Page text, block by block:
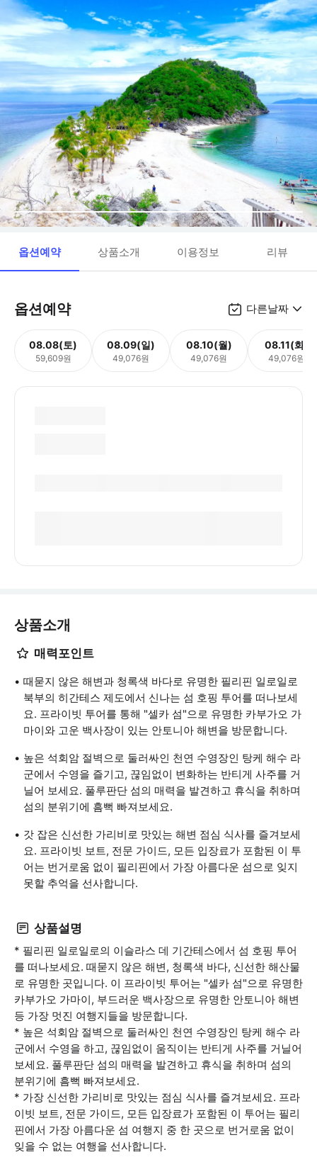
옵션예약 상품소개 이용정보 리뷰
옵션예약 다른날짜
08.08(토)
59,609원
08.09(일)
49,076원
08.10(월)
49,076원
08.11(화)
49,076원
상품소개
매력포인트
때묻지 않은 해변과 청록색 바다로 유명한 필리핀 일로일로
북부의 히간테스 제도에서 신나는 섬 호핑 투어를 떠나보세
요. 프라이빗 투어를 통해 "셀카 섬"으로 유명한 카부가오 가
마이와 고운 백사장이 있는 안토니아 해변을 방문합니다.
높은 석회암 절벽으로 둘러싸인 천연 수영장인 탕케 해수 라
군에서 수영을 즐기고, 끊임없이 변화하는 반티게 사주를 거
닐어 보세요. 풀루판단 섬의 매력을 발견하고 휴식을 취하며
섬의 분위기에 흠뻑 빠져보세요.
갓 잡은 신선한 가리비로 맛있는 해변 점심 식사를 즐겨보세
요. 프라이빗 보트, 전문 가이드, 모든 입장료가 포함된 이 투
어는 번거로움 없이 필리핀에서 가장 아름다운 섬으로 잊지
못할 추억을 선사합니다.
상품설명
* 필리핀 일로일로의 이슬라스 데 기간테스에서 섬 호핑 투어
를 떠나보세요. 때묻지 않은 해변, 청록색 바다, 신선한 해산물
로 유명한 곳입니다. 이 프라이빗 투어는 "셀카 섬"으로 유명한
카부가오 가마이, 부드러운 백사장으로 유명한 안토니아 해변
등 가장 멋진 여행지들을 방문합니다.
* 높은 석회암 절벽으로 둘러싸인 천연 수영장인 탕케 해수 라
군에서 수영을 하고, 끊임없이 움직이는 반티게 사주를 거닐어
보세요. 풀루판단 섬의 매력을 발견하고 휴식을 취하며 섬의
분위기에 흠뻑 빠져보세요.
* 가장 신선한 가리비로 맛있는 점심 식사를 즐겨보세요. 프라
이빗 보트, 전문 가이드, 모든 입장료가 포함된 이 투어는 필리
핀에서 가장 아름다운 섬 여행지 중 한 곳으로 번거로움 없이
잊을 수 없는 여행을 선사합니다.